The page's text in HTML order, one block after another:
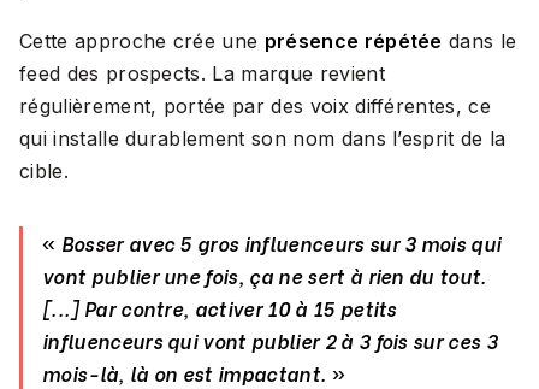
Cette approche crée une présence répétée dans le
feed des prospects. La marque revient
régulièrement, portée par des voix différentes, ce
qui installe durablement son nom dans l’esprit de la
cible.
« Bosser avec 5 gros influenceurs sur 3 mois qui
vont publier une fois, ça ne sert à rien du tout.
[...] Par contre, activer 10 à 15 petits
influenceurs qui vont publier 2 à 3 fois sur ces 3
mois-là, là on est impactant. »